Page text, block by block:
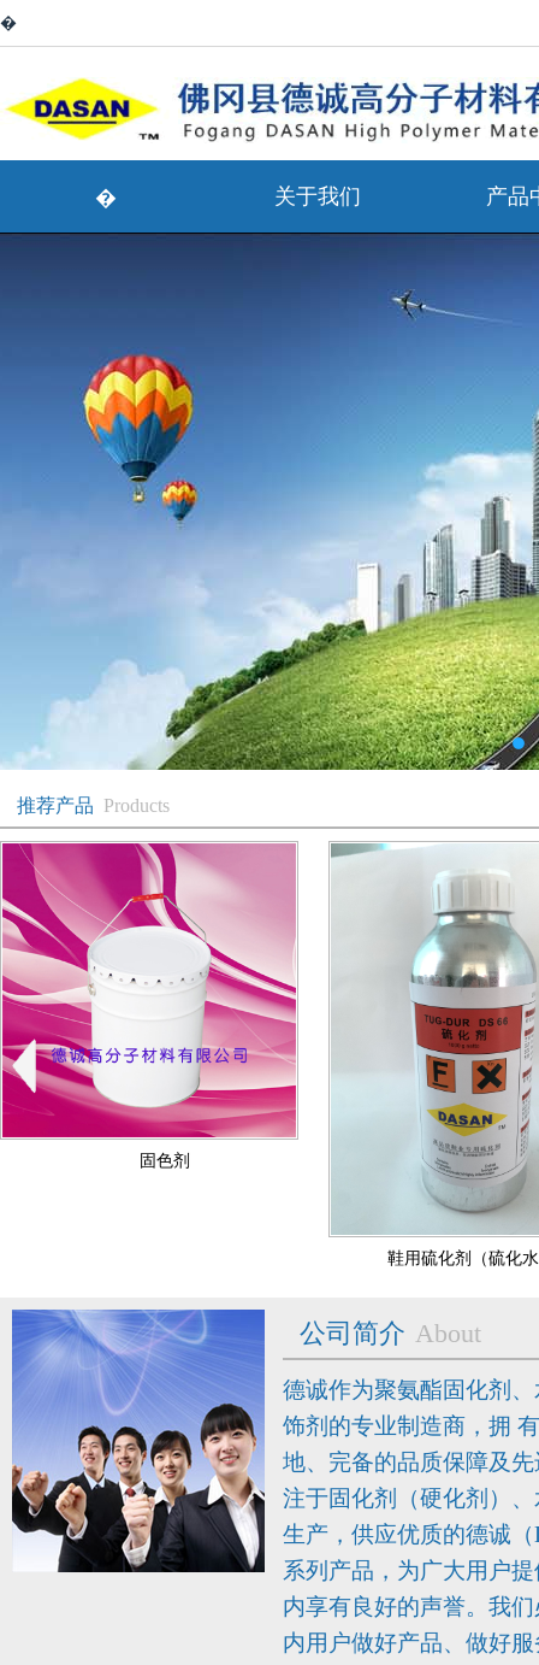
�
� 关于我们 产品
推荐产品 Products
固色剂
鞋用硫化剂（硫化
公司简介 About
德诚作为聚氨酯固化剂
饰剂的专业制造商，拥
地、完备的品质保障及
注于固化剂（硬化剂）
生产，供应优质的德诚
系列产品，为广大用户
内享有良好的声誉。我
内用户做好产品、做好